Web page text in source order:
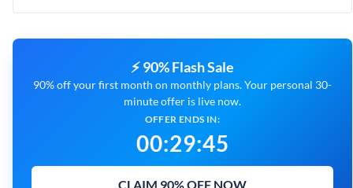
⚡ 90% Flash Sale
90% off your first month on monthly plans. Your personal 30-
minute offer is live now.
OFFER ENDS IN:
00:29:43
CLAIM 90% OFF NOW